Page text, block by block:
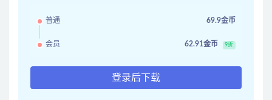
普通 69.9金币
会员 62.91金币 9折
登录后下载